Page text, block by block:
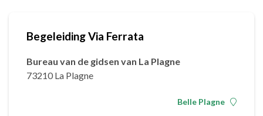
Begeleiding Via Ferrata
Bureau van de gidsen van La Plagne
73210 La Plagne
Belle Plagne